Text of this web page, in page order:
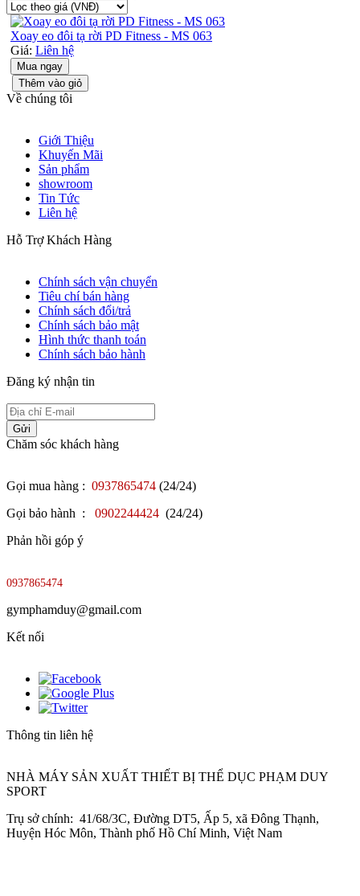
Xoay eo đôi tạ rời PD Fitness - MS 063
Giá: Liên hệ
Mua ngay
Thêm vào giỏ
Về chúng tôi
Giới Thiệu
Khuyến Mãi
Sản phẩm
showroom
Tin Tức
Liên hệ
Hỗ Trợ Khách Hàng
Chính sách vận chuyển
Tiêu chí bán hàng
Chính sách đổi/trả
Chính sách bảo mật
Hình thức thanh toán
Chính sách bảo hành
Đăng ký nhận tin
Gửi
Chăm sóc khách hàng
Gọi mua hàng : 0937865474 (24/24)
Gọi bảo hành :
0902244424 (24/24)
Phản hồi góp ý
0937865474
gymphamduy@gmail.com
Kết nối
Thông tin liên hệ
NHÀ MÁY SẢN XUẤT THIẾT BỊ THỂ DỤC PHẠM DUY
SPORT
Trụ sở chính: 41/68/3C, Đường DT5, Ấp 5, xã Đông Thạnh,
Huyện Hóc Môn, Thành phố Hồ Chí Minh, Việt Nam